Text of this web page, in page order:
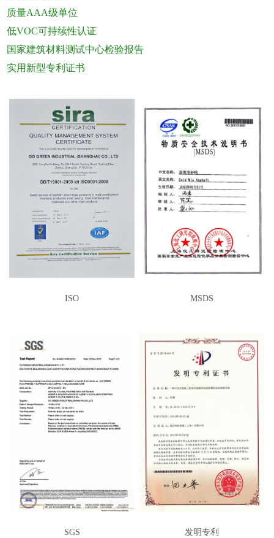
质量AAA级单位
低VOC可持续性认证
国家建筑材料测试中心检验报告
实用新型专利证书
ISO MSDS
SGS 发明专利